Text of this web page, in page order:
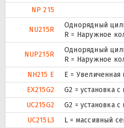
NP 215
NU215R
Однорядный
R = Наружное
NUP215R
Однорядный
R = Наружное
NH215 E
Е = Увеличенная
EX215G2
G2 = установка
UC215G2
G2 = установка
UC215L3
L = массивный